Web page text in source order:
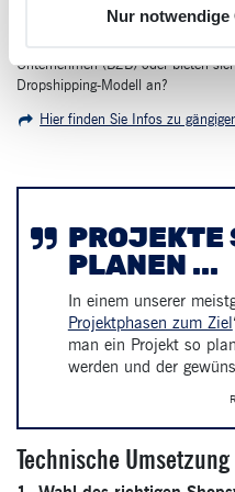
Nur notwendige
Überlegen Sie sich, welches
Unternehmen (B2B) oder bieten
Dropshipping-Modell an?
Hier finden Sie Infos zu
PROJEKTE
PLANEN ...
In einem unserer
Projektphasen zum Ziel
man ein Projekt so
werden und der
Technische Umsetzung